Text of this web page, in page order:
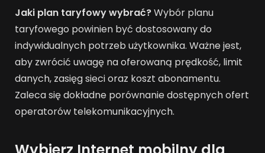
Jaki plan taryfowy wybrać?Wybór planu
taryfowego powinien być dostosowany do
indywidualnych potrzeb użytkownika. Ważne jest,
aby zwrócić uwagę na oferowaną prędkość, limit
danych, zasięg sieci oraz koszt abonamentu.
Zaleca się dokładne porównanie dostępnych ofert
operatorów telekomunikacyjnych.